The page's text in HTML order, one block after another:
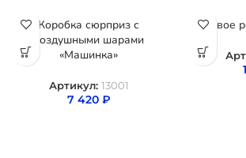
Коробка сюрприз с
воздушными шарами
«Машинка»
Артикул: 13001
7 420 ₽
Готовое